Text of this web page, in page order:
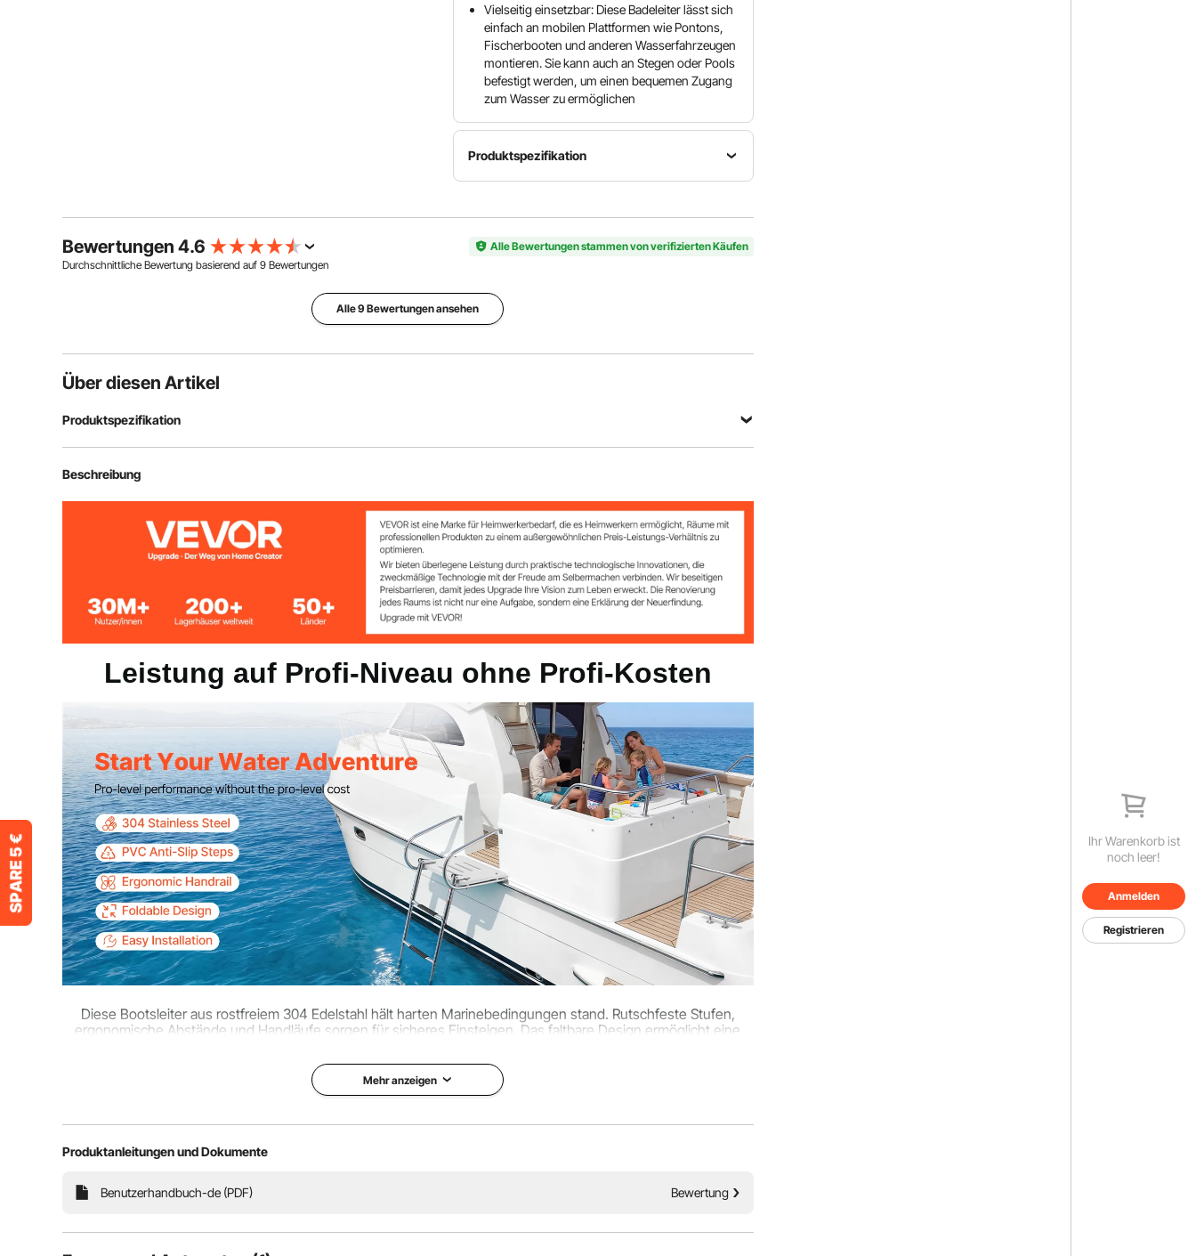
Ihr Warenkorb ist
noch leer!
Anmelden
Registrieren
Vielseitig einsetzbar: Diese Badeleiter lässt sich
einfach an mobilen Plattformen wie Pontons,
Fischerbooten und anderen Wasserfahrzeugen
montieren. Sie kann auch an Stegen oder Pools
befestigt werden, um einen bequemen Zugang
zum Wasser zu ermöglichen
Produktspezifikation
Artikelmodellnummer
der
3
400 lbs /
181,44 kg
Bewertungen 4.6
Alle Bewertungen stammen von verifizierten Käufen
Durchschnittliche Bewertung basierend auf 9 Bewertungen
Alle 9 Bewertungen ansehen
Über diesen Artikel
Produktspezifikation
Artikelmodellnummer
Anzahl der Stufen
400 lbs / 181,44 kg
Beschreibung
Leistung auf Profi-Niveau ohne Profi-Kosten
Diese Bootsleiter aus rostfreiem 304 Edelstahl hält harten Marinebedingungen stand. Rutschfeste Stufen,
ergonomische Abstände und Handläufe sorgen für sicheres Einsteigen. Das faltbare Design ermöglicht eine
Mehr anzeigen
Produktanleitungen und Dokumente
Benutzerhandbuch-de (PDF) Bewertung